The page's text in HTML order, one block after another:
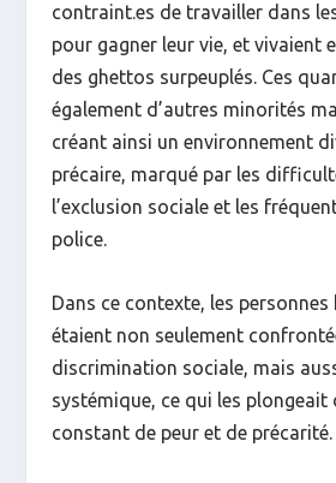
contraint.es de travailler dans
pour gagner leur vie, et vivaient
des ghettos surpeuplés. Ces
également d’autres minorités
créant ainsi un environnement
précaire, marqué par les
l’exclusion sociale et les
police.
Dans ce contexte, les personnes
étaient non seulement
discrimination sociale, mais
systémique, ce qui les plongeait
constant de peur et de précarité.